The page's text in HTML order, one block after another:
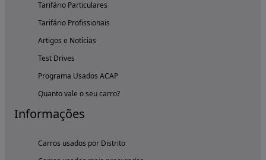
Tarifário Particulares
Tarifário Profissionais
Artigos e Notícias
Test Drives
Programa Usados ACAP
Quanto vale o seu carro?
Informações
Carros usados por Distrito